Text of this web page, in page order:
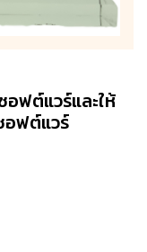
ฟต์แวร์และให้
อฟต์แวร์